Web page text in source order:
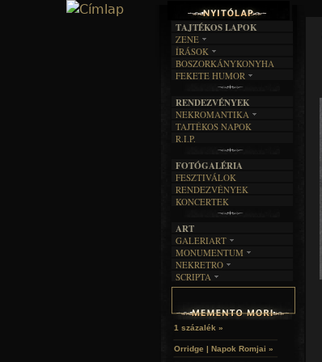
TAJTÉKOS LAPOK
ZENE
EGYÜTTESEK
INTERJÚK
FORDÍTÁSOK
DALSZÖVEGEK
ÍRÁSOK
IRODALOM
FILM
MŰVÉSZET
ÍRÁSTÖRTÉNET
BOSZORKÁNYKONYHA
FEKETE HUMOR
SZÖVEGES
RENDEZVÉNYEK
NEKROMANTIKA
AKTUÁLIS
A MÚLT
TAJTÉKOS NAPOK
R.I.P.
FOTÓGALÉRIA
FESZTIVÁLOK
RENDEZVÉNYEK
KONCERTEK
ART
GALERIART
ARTGALERI
KÉPREGÉNYEK
LAKÁSKULTS
MONUMENTUM
TEMETŐK
TEMPLOMOK
HELYEK
NEKRETRO
SZUBKULT
RELIKVIÁK
SCRIPTA
NOVELLÁK
HALÁLTÁNC
1 százalék »
Orridge | Napok Romjai »